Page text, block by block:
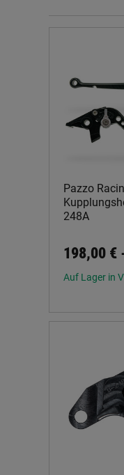
Pazzo
248A
198,00 €
Auf Lager in